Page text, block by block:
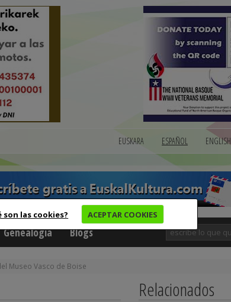
son las cookies? ACEPTAR COOKIES
EUSKARA ESPAÑOL ENGLISH
Genealogía Blogs
Museo Vasco de Boise
Relacionados